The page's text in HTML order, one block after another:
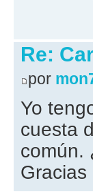
Re:
por
Yo
cuesta
común.
Gracias